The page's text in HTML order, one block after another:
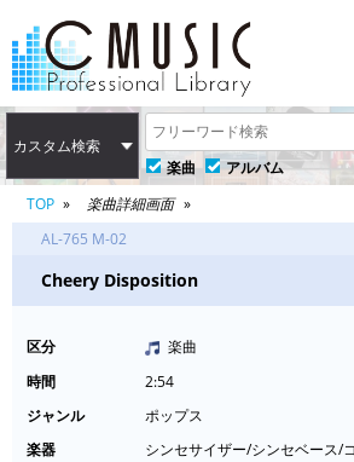
カスタム検索
楽曲
アルバム
TOP
楽曲詳細画面
AL-765 M-02
Cheery Disposition
区分
楽曲
時間
2:54
ジャンル
ポップス
楽器
シンセサイザー/シンセベース/